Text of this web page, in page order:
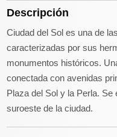
Descripción
Ciudad del Sol es una de
caracterizadas por sus
monumentos históricos.
conectada con avenidas
Plaza del Sol y la Perla. Se
suroeste de la ciudad.